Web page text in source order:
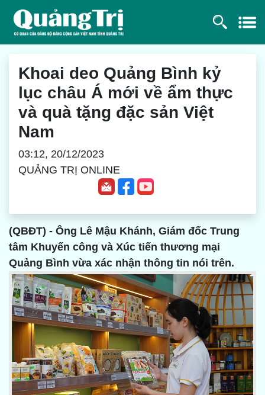
Khoai deo Quảng Bình kỷ
lục châu Á mới về ẩm thực
và quà tặng đặc sản Việt
Nam
03:12, 20/12/2023
QUẢNG TRỊ ONLINE
(QBĐT) - Ông Lê Mậu Khánh, Giám đốc Trung
tâm Khuyến công và Xúc tiến thương mại
Quảng Bình vừa xác nhận thông tin nói trên.